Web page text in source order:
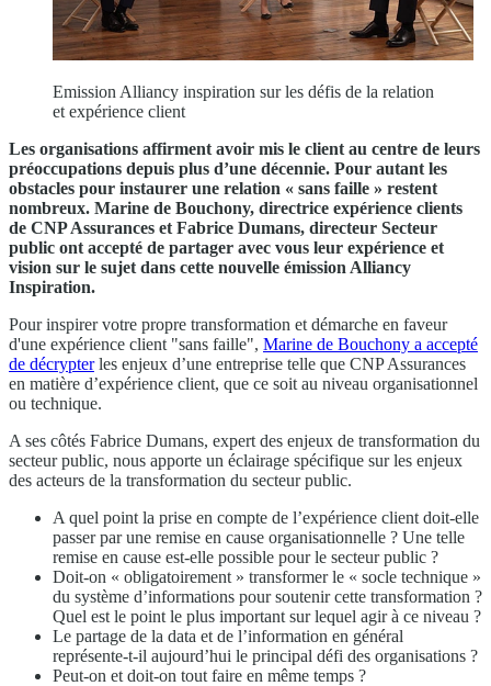
Emission Alliancy inspiration sur les défis de la relation
et expérience client
Les organisations affirment avoir mis le client au centre de leurs
préoccupations depuis plus d’une décennie. Pour autant les
obstacles pour instaurer une relation « sans faille » restent
nombreux. Marine de Bouchony, directrice expérience clients
de CNP Assurances et Fabrice Dumans, directeur Secteur
public ont accepté de partager avec vous leur expérience et
vision sur le sujet dans cette nouvelle émission Alliancy
Inspiration.
Pour inspirer votre propre transformation et démarche en faveur
d'une expérience client "sans faille", Marine de Bouchony a accepté
de décrypterles enjeux d’une entreprise telle que CNP Assurances
en matière d’expérience client, que ce soit au niveau organisationnel
ou technique.
A ses côtés Fabrice Dumans, expert des enjeux de transformation du
secteur public, nous apporte un éclairage spécifique sur les enjeux
des acteurs de la transformation du secteur public.
A quel point la prise en compte de l’expérience client doit-elle
passer par une remise en cause organisationnelle ? Une telle
remise en cause est-elle possible pour le secteur public ?
Doit-on « obligatoirement » transformer le « socle technique »
du système d’informations pour soutenir cette transformation ?
Quel est le point le plus important sur lequel agir à ce niveau ?
Le partage de la data et de l’information en général
représente-t-il aujourd’hui le principal défi des organisations ?
Peut-on et doit-on tout faire en même temps ?